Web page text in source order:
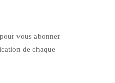
vous abonner
de chaque